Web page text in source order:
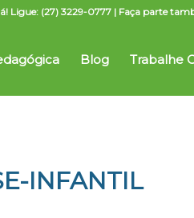
Ligue: (27) 3229-0777 | Faça parte
Blog Trabalhe
INFANTIL